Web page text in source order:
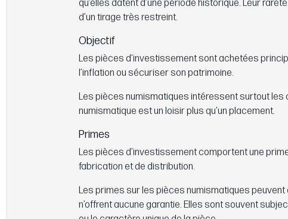
qu’elles datent d’une période historique. Leur
d’un tirage très restreint.
Objectif
Les pièces d’investissement sont achetées
l’inflation ou sécuriser son patrimoine.
Les pièces numismatiques intéressent surtout les
numismatique est un loisir plus qu’un placement.
Primes
Les pièces d’investissement comportent une
fabrication et de distribution.
Les primes sur les pièces numismatiques
n’offrent aucune garantie. Elles sont souvent